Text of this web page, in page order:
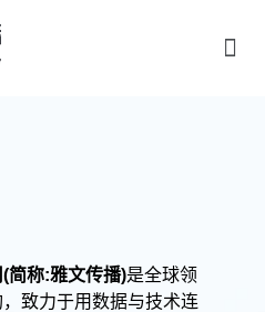
简称:雅文传播)是全球领
致力于用数据与技术连